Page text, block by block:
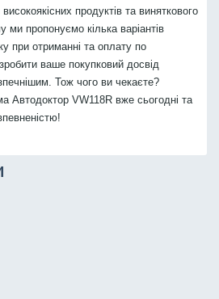
продуктів та виняткового
ми пропонуємо кілька варіантів
при отриманні та оплату по
ваше покупковий досвід
Тож чого ви чекаєте?
Автодоктор VW118R вже сьогодні та